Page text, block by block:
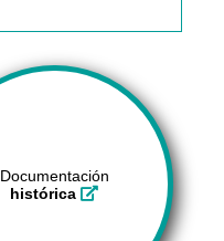
Documentación
histórica